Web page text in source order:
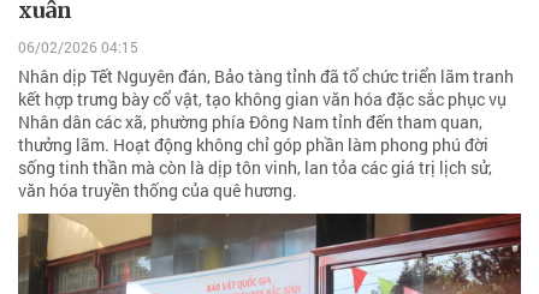
xuân
06/02/2026 04:15
Nhân dịp Tết Nguyên đán, Bảo tàng tỉnh đã tổ chức triển lãm tranh
kết hợp trưng bày cổ vật, tạo không gian văn hóa đặc sắc phục vụ
Nhân dân các xã, phường phía Đông Nam tỉnh đến tham quan,
thưởng lãm. Hoạt động không chỉ góp phần làm phong phú đời
sống tinh thần mà còn là dịp tôn vinh, lan tỏa các giá trị lịch sử,
văn hóa truyền thống của quê hương.